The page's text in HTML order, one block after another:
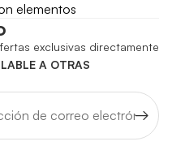
elementos
exclusivas directamente
A OTRAS